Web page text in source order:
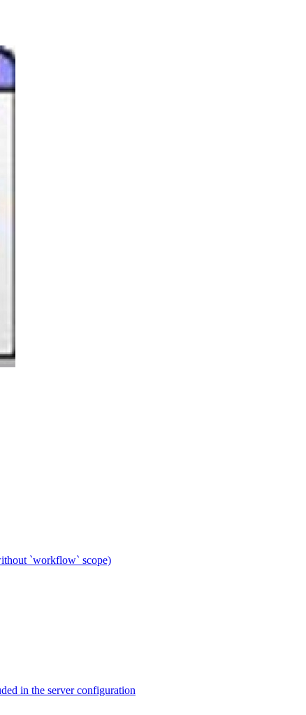
`workflow` scope)
in the server configuration